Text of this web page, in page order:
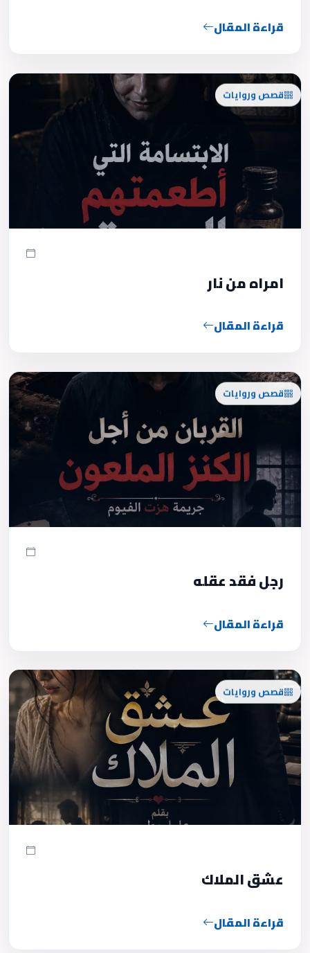
قراءة المقال
قصص وروايات
امراه من نار
قراءة المقال
قصص وروايات
رجل فقد عقله
قراءة المقال
قصص وروايات
عشق الملاك
قراءة المقال